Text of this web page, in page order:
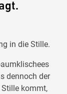
in die Stille.
dennoch der
Stille kommt,